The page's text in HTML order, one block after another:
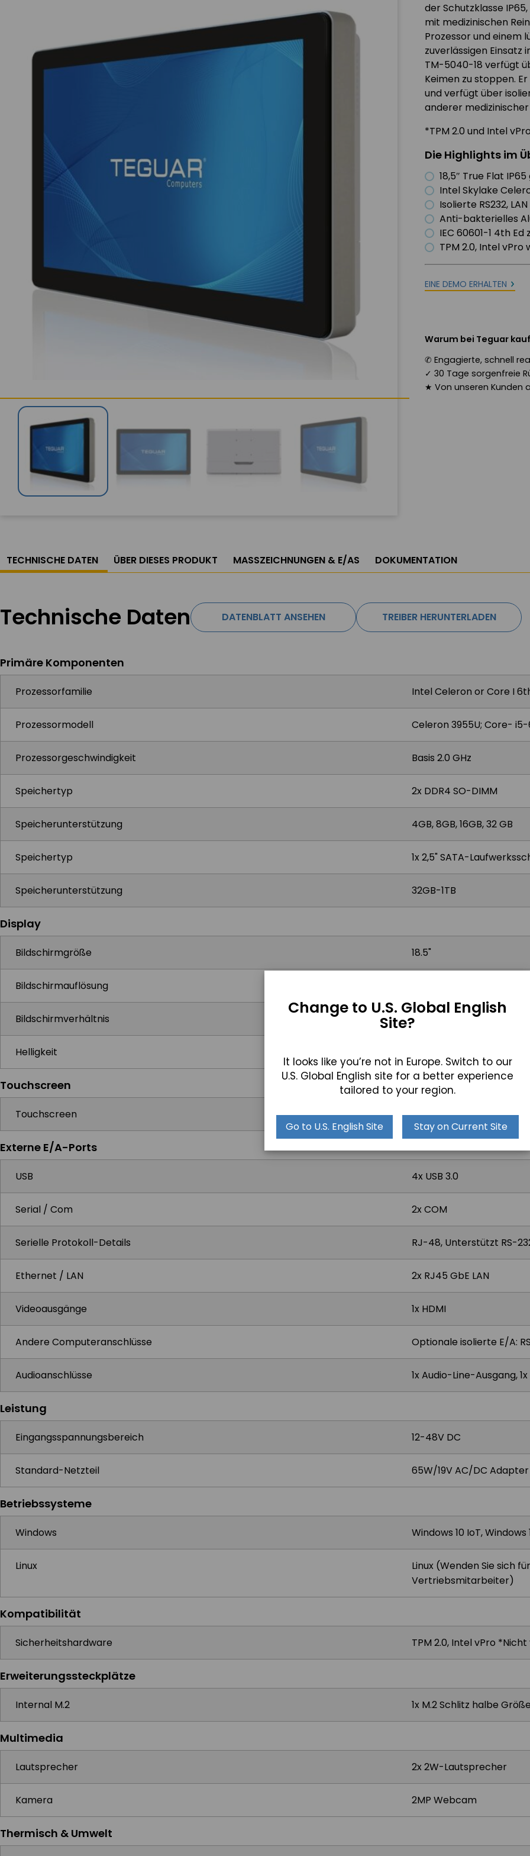
der Schutzklasse
mit medizinischen
Prozessor und einem
zuverlässigen Einsatz
TM-5040-18 verfügt
Keimen zu stoppen.
und verfügt über
anderer
*TPM 2.0 und Intel
Die Highlights im
18,5″ True Flat
Intel Skylake
Isolierte RS232,
Anti-bakterielles
IEC 60601-1 4th
TPM 2.0, Intel
EINE DEMO ERHALTEN
Warum bei Teguar
✆ Engagierte, schnell
✓ 30 Tage sorgenfreie
★ Von unseren Kunden
TECHNISCHE DATEN ÜBER DIESES PRODUKT MASSZEICHNUNGEN & E/AS DOKUMENTATION
Technische Daten DATENBLATT ANSEHEN TREIBER HERUNTERLADEN
Primäre Komponenten
Prozessorfamilie Intel Celeron or Core I
Prozessormodell Celeron 3955U; Core-
Prozessorgeschwindigkeit Basis 2.0 GHz
Speichertyp 2x DDR4 SO-DIMM
Speicherunterstützung 4GB, 8GB, 16GB, 32 GB
Speichertyp 1x 2,5" SATA-
Speicherunterstützung 32GB-1TB
Display
Bildschirmgröße 18.5"
Bildschirmauflösung
Bildschirmverhältnis 16:9
Helligkeit
Touchscreen
Touchscreen Projiziert kapazitiv
Externe E/A-Ports
USB 4x USB 3.0
Serial / Com 2x COM
Serielle Protokoll-Details RJ-48, Unterstützt RS-
Ethernet / LAN 2x RJ45 GbE LAN
Videoausgänge 1x HDMI
Andere Computeranschlüsse Optionale isolierte E/A:
Audioanschlüsse 1x Audio-Line-Ausgang,
Leistung
Eingangsspannungsbereich 12-48V DC
Standard-Netzteil 65W/19V AC/DC Adapter
Betriebssysteme
Windows Windows 10 IoT, Windows
Linux
Linux (Wenden Sie sich
Vertriebsmitarbeiter)
Kompatibilität
Sicherheitshardware TPM 2.0, Intel vPro
Erweiterungssteckplätze
Internal M.2 1x M.2 Schlitz halbe
Multimedia
Lautsprecher 2x 2W-Lautsprecher
Kamera 2MP Webcam
Thermisch & Umwelt
Change to U.S. Global English
Site?
It looks like you’re not in Europe. Switch to our
U.S. Global English site for a better experience
tailored to your region.
Go to U.S. English Site Stay on Current Site